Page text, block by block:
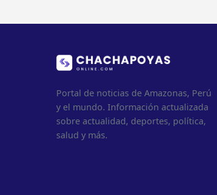
Portal de noticias de Amazonas, Perú
y el mundo. Información actualizada
sobre actualidad, deportes, política,
salud y más.